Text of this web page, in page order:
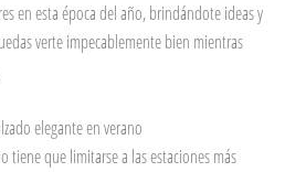
en esta época del año, brindándote ideas y
verte impecablemente bien mientras
elegante en verano
tiene que limitarse a las estaciones más